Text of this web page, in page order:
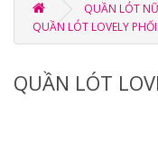
QUẦN LÓT NỮ
QUẦN LÓT LOVELY
QUẦN LÓT